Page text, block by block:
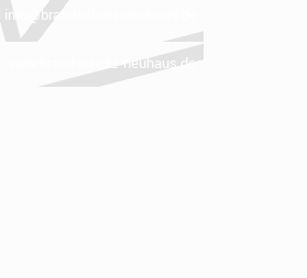
info@brandschutz-neuhaus.de
www.brandschutz-neuhaus.de